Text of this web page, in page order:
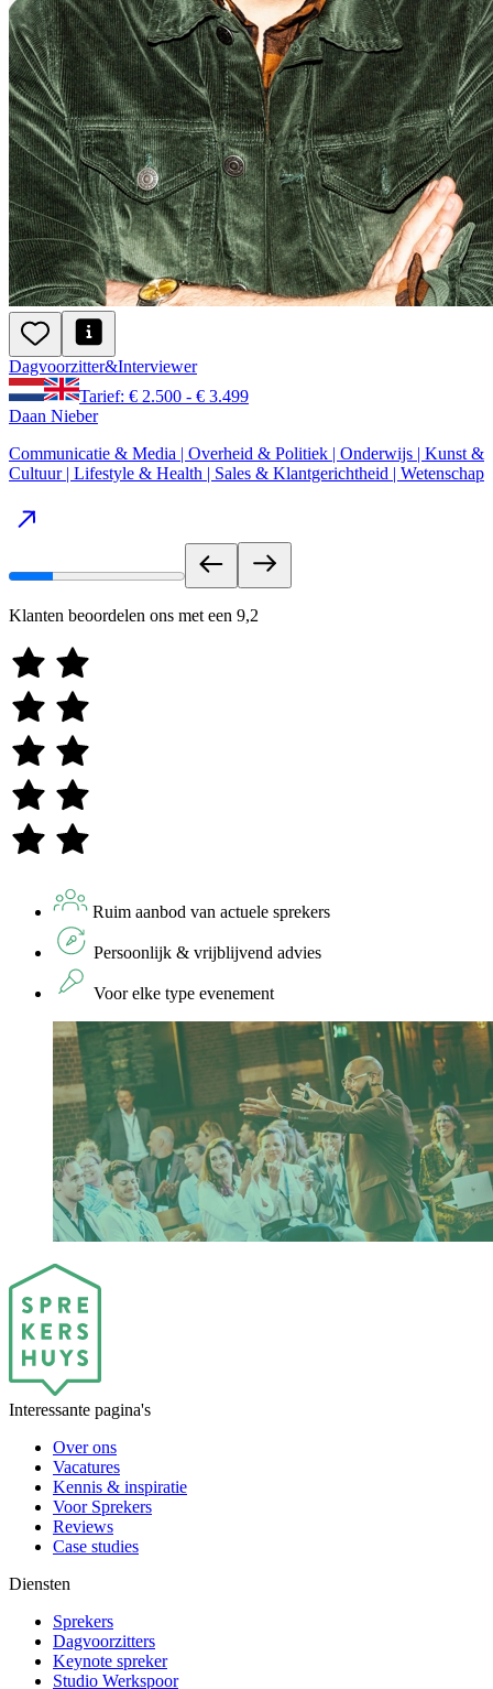
Dagvoorzitter&Interviewer
Tarief: € 2.500 - € 3.499
Daan Nieber
Communicatie & Media | Overheid & Politiek | Onderwijs | Kunst &
Cultuur | Lifestyle & Health | Sales & Klantgerichtheid | Wetenschap
Klanten beoordelen ons met een 9,2
Ruim aanbod van actuele sprekers
Persoonlijk & vrijblijvend advies
Voor elke type evenement
Interessante pagina's
Over ons
Vacatures
Kennis & inspiratie
Voor Sprekers
Reviews
Case studies
Diensten
Sprekers
Dagvoorzitters
Keynote spreker
Studio Werkspoor